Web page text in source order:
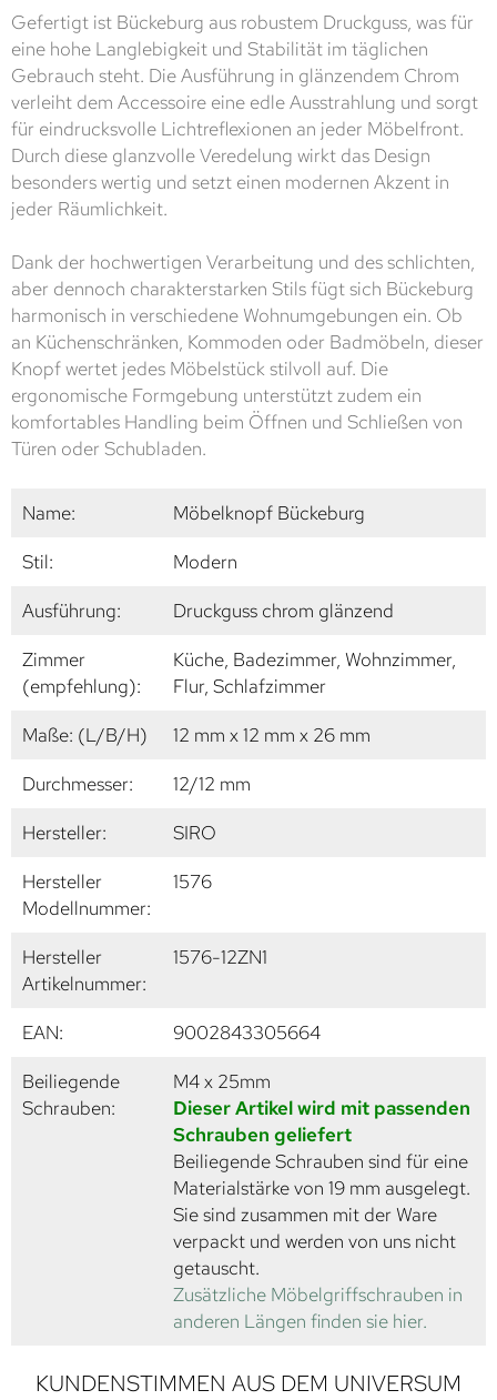
Gefertigt ist Bückeburg aus robustem Druckguss, was für
eine hohe Langlebigkeit und Stabilität im täglichen
Gebrauch steht. Die Ausführung in glänzendem Chrom
verleiht dem Accessoire eine edle Ausstrahlung und sorgt
für eindrucksvolle Lichtreflexionen an jeder Möbelfront.
Durch diese glanzvolle Veredelung wirkt das Design
besonders wertig und setzt einen modernen Akzent in
jeder Räumlichkeit.
Dank der hochwertigen Verarbeitung und des schlichten,
aber dennoch charakterstarken Stils fügt sich Bückeburg
harmonisch in verschiedene Wohnumgebungen ein. Ob
an Küchenschränken, Kommoden oder Badmöbeln, dieser
Knopf wertet jedes Möbelstück stilvoll auf. Die
ergonomische Formgebung unterstützt zudem ein
komfortables Handling beim Öffnen und Schließen von
Türen oder Schubladen.
Name:
Möbelknopf Bückeburg
Stil:
Modern
Ausführung:
Druckguss chrom glänzend
Zimmer
(empfehlung):
Küche, Badezimmer, Wohnzimmer,
Flur, Schlafzimmer
Maße: (L/B/H)
12 mm x 12 mm x 26 mm
Durchmesser:
12/12 mm
Hersteller:
SIRO
Hersteller
Modellnummer:
1576
Hersteller
Artikelnummer:
1576-12ZN1
EAN:
9002843305664
Beiliegende
Schrauben:
M4 x 25mm
Dieser Artikel wird mit passenden
Schrauben geliefert
Beiliegende Schrauben sind für eine
Materialstärke von 19 mm ausgelegt.
Sie sind zusammen mit der Ware
verpackt und werden von uns nicht
getauscht.
Zusätzliche Möbelgriffschrauben in
anderen Längen finden sie hier.
KUNDENSTIMMEN AUS DEM UNIVERSUM